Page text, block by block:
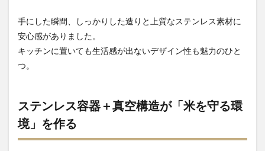
手にした瞬間、しっかりした造りと上質なステンレス素材に
安心感がありました。
キッチンに置いても生活感が出ないデザイン性も魅力のひと
つ。
ステンレス容器＋真空構造が「米を守る環
境」を作る